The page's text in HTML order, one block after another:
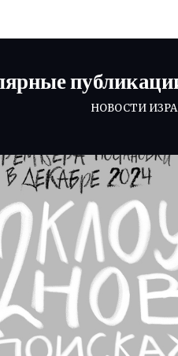
НОВОСТИ